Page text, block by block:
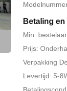
Betaling
Min.
Prijs:
Verpakking
Levertijd: 5-